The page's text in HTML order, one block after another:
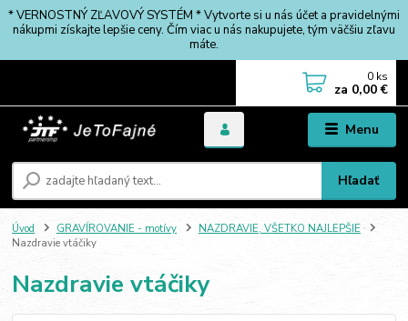
* VERNOSTNÝ ZĽAVOVÝ SYSTÉM * Vytvorte si u nás účet a pravidelnými
nákupmi získajte lepšie ceny. Čím viac u nás nakupujete, tým väčšiu zľavu
máte.
Menu
Hľadať
0 ks
za 0,00 €
Úvod GRAVÍROVANIE - motívy
NAZDRAVIE, VŠETKO NAJLEPŠIE
Nazdravie vtáčiky
Nazdravie vtáčiky